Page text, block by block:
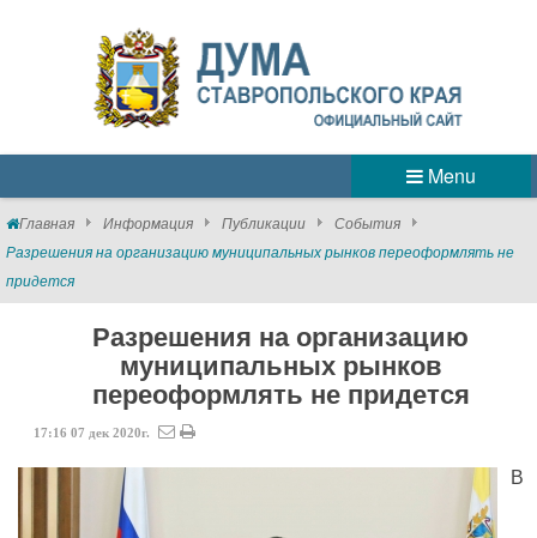
Menu
Главная Информация Публикации
События
Разрешения на организацию муниципальных рынков переоформлять не
придется
Разрешения на организацию
муниципальных рынков
переоформлять не придется
17:16 07 дек 2020г.
В